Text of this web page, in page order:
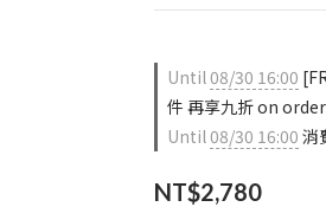
Until08/30 16:00
件 再享九折 on order
Until08/30 16:00 消
NT$2,780